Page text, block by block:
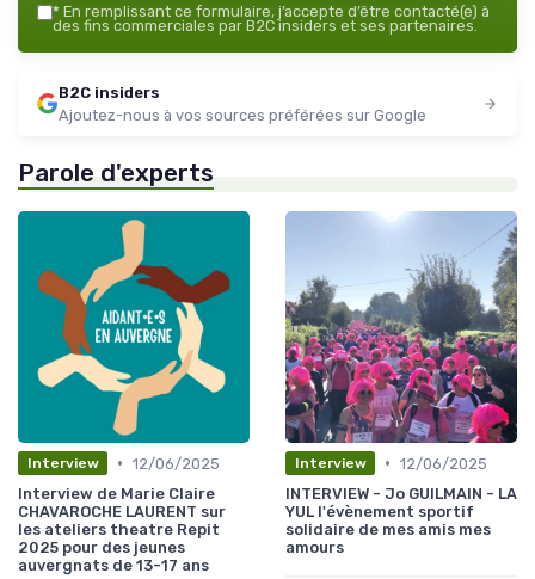
* En remplissant ce formulaire, j’accepte d’être contacté(e) à
des fins commerciales par B2C insiders et ses partenaires.
B2C insiders
Ajoutez-nous à vos sources préférées sur Google
Parole d'experts
Interview • 12/06/2025
Interview de Marie Claire
CHAVAROCHE LAURENT sur
les ateliers theatre Repit
2025 pour des jeunes
auvergnats de 13-17 ans
Interview • 12/06/2025
INTERVIEW - Jo GUILMAIN - LA
YUL l'évènement sportif
solidaire de mes amis mes
amours